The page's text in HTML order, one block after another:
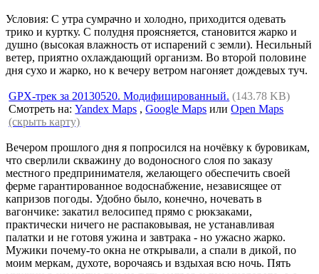
Условия: С утра сумрачно и холодно, приходится одевать
трико и куртку. С полудня проясняется, становится жарко и
душно (высокая влажность от испарений с земли). Несильный
ветер, приятно охлаждающий организм. Во второй половине
дня сухо и жарко, но к вечеру ветром нагоняет дождевых туч.
GPX-трек за 20130520. Модифицированный. (143.78 KB)
Смотреть на:Yandex Maps ,Google Maps илиOpen Maps
(скрыть карту)
Вечером прошлого дня я попросился на ночёвку к буровикам,
что сверлили скважину до водоносного слоя по заказу
местного предпринимателя, желающего обеспечить своей
ферме гарантированное водоснабжение, независящее от
капризов погоды. Удобно было, конечно, ночевать в
вагончике: закатил велосипед прямо с рюкзаками,
практически ничего не распаковывая, не устанавливая
палатки и не готовя ужина и завтрака - но ужасно жарко.
Мужики почему-то окна не открывали, а спали в дикой, по
моим меркам, духоте, ворочаясь и вздыхая всю ночь. Пять